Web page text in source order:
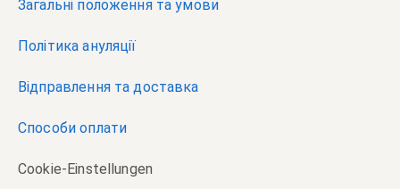
Загальні положення та умови
Політика ануляції
Відправлення та доставка
Способи оплати
Cookie-Einstellungen